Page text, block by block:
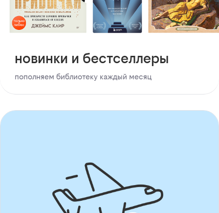
новинки и бестселлеры
пополняем библиотеку каждый месяц